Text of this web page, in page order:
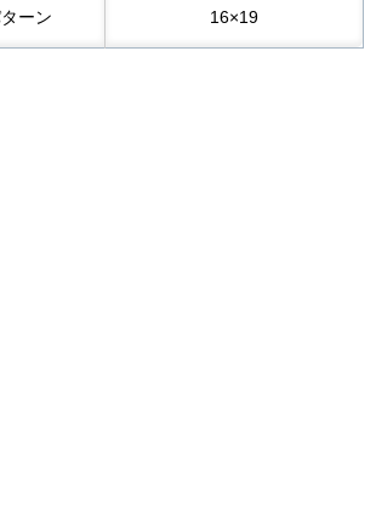
ーン 16×19